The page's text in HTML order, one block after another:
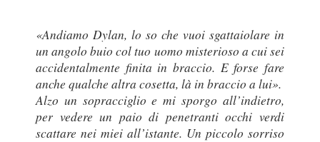
«Andiamo Dylan, lo so che vuoi sgattaiolare in
un angolo buio col tuo uomo misterioso a cui sei
accidentalmente finita in braccio. E forse fare
anche qualche altra cosetta, là in braccio a lui».
Alzo un sopracciglio e mi sporgo all’indietro,
per vedere un paio di penetranti occhi verdi
scattare nei miei all’istante. Un piccolo sorriso